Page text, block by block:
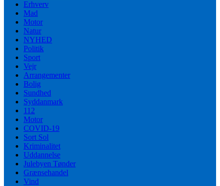
Erhverv
Mad
Motor
Natur
NYHED
Politik
Sport
Vejr
Arrangementer
Bolig
Sundhed
Syddanmark
112
Motor
COVID-19
Sort Sol
Kriminalitet
Uddannelse
Julebyen Tønder
Grænsehandel
Vind